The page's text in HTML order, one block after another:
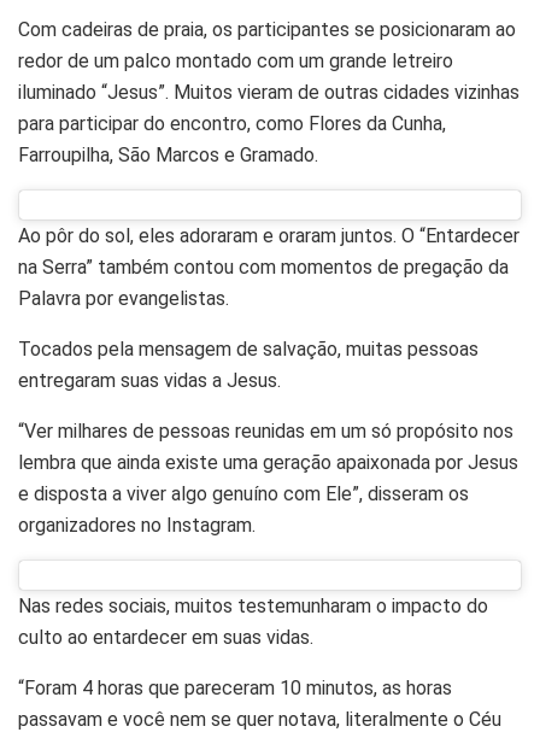
Com cadeiras de praia, os participantes se posicionaram ao
redor de um palco montado com um grande letreiro
iluminado “Jesus”. Muitos vieram de outras cidades vizinhas
para participar do encontro, como Flores da Cunha,
Farroupilha, São Marcos e Gramado.
Ao pôr do sol, eles adoraram e oraram juntos. O “Entardecer
na Serra” também contou com momentos de pregação da
Palavra por evangelistas.
Tocados pela mensagem de salvação, muitas pessoas
entregaram suas vidas a Jesus.
“Ver milhares de pessoas reunidas em um só propósito nos
lembra que ainda existe uma geração apaixonada por Jesus
e disposta a viver algo genuíno com Ele”, disseram os
organizadores no Instagram.
Nas redes sociais, muitos testemunharam o impacto do
culto ao entardecer em suas vidas.
“Foram 4 horas que pareceram 10 minutos, as horas
passavam e você nem se quer notava, literalmente o Céu